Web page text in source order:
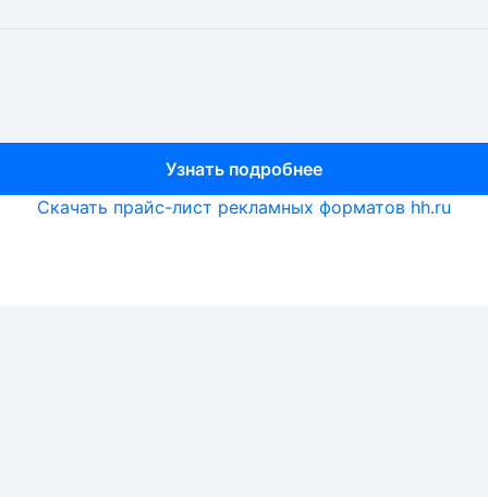
Узнать подробнее
Узнать подробнее
Скачать прайс-лист рекламных форматов hh.ru